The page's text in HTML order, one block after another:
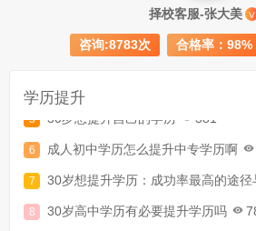
择校客服-张大美 V
咨询:8783次 合格率：98%
学历提升
成人大专学历提升多少钱 367
30岁怎么提升学历 218
30岁想提升自己的学历